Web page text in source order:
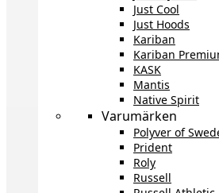
Just Cool
Just Hoods
Kariban
Kariban
KASK
Mantis
Native Spirit
Varumärken
Polyver of
Prident
Roly
Russell